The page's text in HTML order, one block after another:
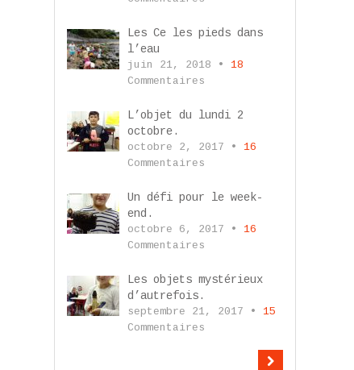
Les Ce les pieds dans
l’eau
juin 21, 2018 • 18
Commentaires
L’objet du lundi 2
octobre.
octobre 2, 2017 • 16
Commentaires
Un défi pour le week-
end.
octobre 6, 2017 • 16
Commentaires
Les objets mystérieux
d’autrefois.
septembre 21, 2017 • 15
Commentaires